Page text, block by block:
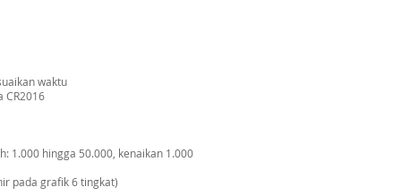
waktu
CR2016
1.000 hingga 50.000, kenaikan 1.000
pada grafik 6 tingkat)